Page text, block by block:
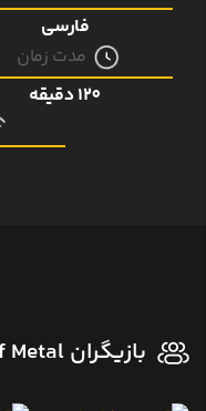
فارسی
مدت زمان
120 دقیقه
بازیگران Sound of Metal